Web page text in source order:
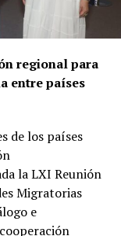
regional para
entre países
de los países
la LXI Reunión
Migratorias
e